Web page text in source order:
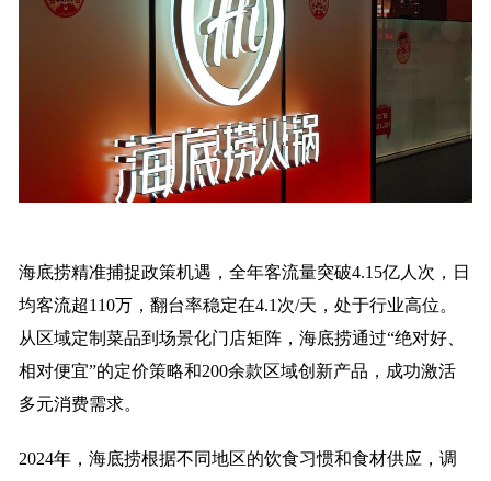
海底捞精准捕捉政策机遇，全年客流量突破4.15亿人次，日
均客流超110万，翻台率稳定在4.1次/天，处于行业高位。
从区域定制菜品到场景化门店矩阵，海底捞通过“绝对好、
相对便宜”的定价策略和200余款区域创新产品，成功激活
多元消费需求。
2024年，海底捞根据不同地区的饮食习惯和食材供应，调